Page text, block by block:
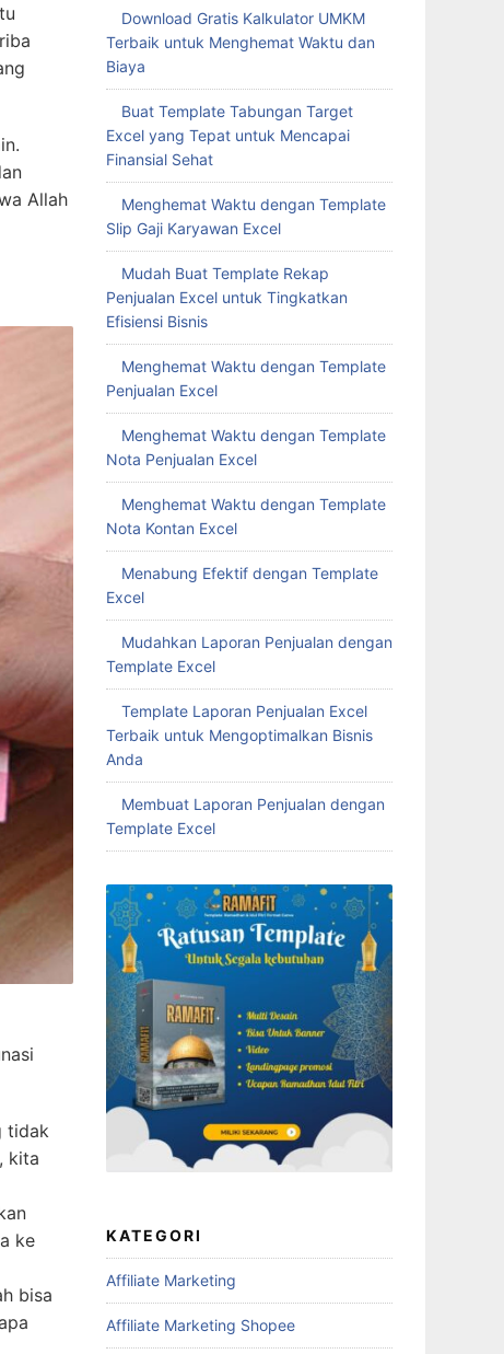
Allah
tidak
kita
ke
bisa
Download Gratis Kalkulator UMKM
Terbaik untuk Menghemat Waktu dan
Biaya
Buat Template Tabungan Target
Excel yang Tepat untuk Mencapai
Finansial Sehat
Menghemat Waktu dengan Template
Slip Gaji Karyawan Excel
Mudah Buat Template Rekap
Penjualan Excel untuk Tingkatkan
Efisiensi Bisnis
Menghemat Waktu dengan Template
Penjualan Excel
Menghemat Waktu dengan Template
Nota Penjualan Excel
Menghemat Waktu dengan Template
Nota Kontan Excel
Menabung Efektif dengan Template
Excel
Mudahkan Laporan Penjualan dengan
Template Excel
Template Laporan Penjualan Excel
Terbaik untuk Mengoptimalkan Bisnis
Anda
Membuat Laporan Penjualan dengan
Template Excel
KATEGORI
Affiliate Marketing
Affiliate Marketing Shopee